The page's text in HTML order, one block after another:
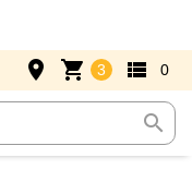
search
place shopping_cart 3 view_list 0